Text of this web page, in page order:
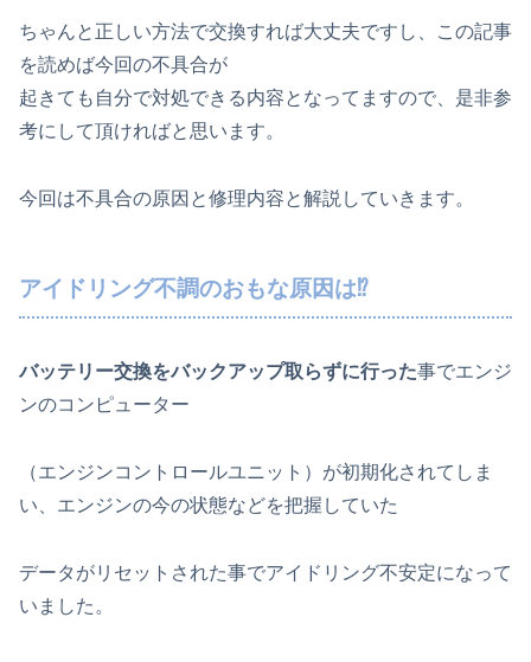
ちゃんと正しい方法で交換すれば大丈夫ですし、この記事
を読めば今回の不具合が
起きても自分で対処できる内容となってますので、是非参
考にして頂ければと思います。
今回は不具合の原因と修理内容と解説していきます。
アイドリング不調のおもな原因は⁉
バッテリー交換をバックアップ取らずに行った事でエンジ
ンのコンピューター
（エンジンコントロールユニット）が初期化されてしま
い、エンジンの今の状態などを把握していた
データがリセットされた事でアイドリング不安定になって
いました。